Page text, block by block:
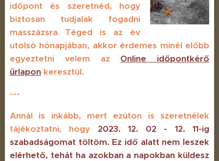
időpont és szeretnéd, hogy
biztosan tudjalak fogadni
masszázsra Téged is az év
utolsó hónapjában, akkor érdemes minél előbb
egyeztetni velem az Online időpontkérő
űrlapon keresztül.
---
Annál is inkább, mert ezúton is szeretnélek
tájékoztatni, hogy 2023. 12. 02 - 12. 11-ig
szabadságomat töltöm. Ez idő alatt nem leszek
elérhető, tehát ha azokban a napokban küldesz